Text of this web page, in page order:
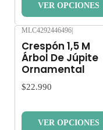
VER OPCIONES
MLC4292446496
Crespón 1,5 M
Árbol De Júpite
Ornamental
$22.990
VER OPCIONES